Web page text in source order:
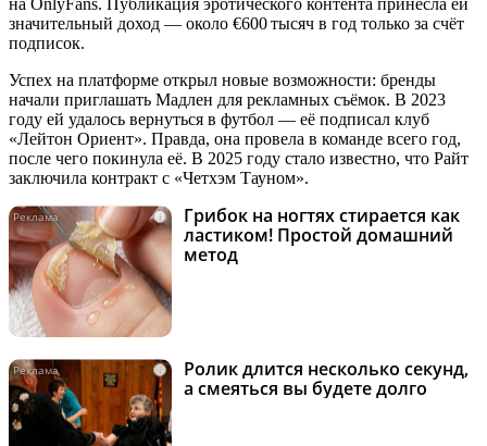
на OnlyFans. Публикация эротического контента принесла ей
значительный доход — около €600 тысяч в год только за счёт
подписок.
Успех на платформе открыл новые возможности: бренды
начали приглашать Мадлен для рекламных съёмок. В 2023
году ей удалось вернуться в футбол — её подписал клуб
«Лейтон Ориент». Правда, она провела в команде всего год,
после чего покинула её. В 2025 году стало известно, что Райт
заключила контракт с «Четхэм Тауном».
i
Грибок на ногтях стирается как
ластиком! Простой домашний
метод
i
Ролик длится несколько секунд,
а смеяться вы будете долго